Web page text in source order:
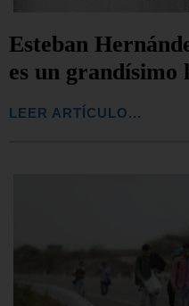
Esteban
es un grandísimo
LEER ARTÍCULO...